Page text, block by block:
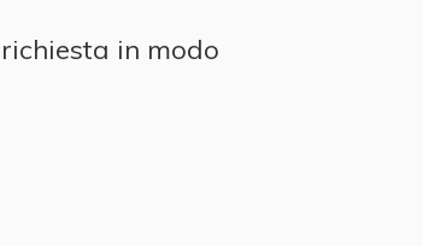
in modo